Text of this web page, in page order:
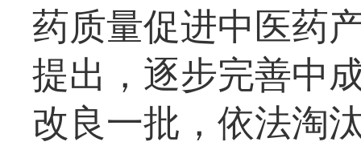
药质量促进中医药
提出，逐步完善中
改良一批，依法淘